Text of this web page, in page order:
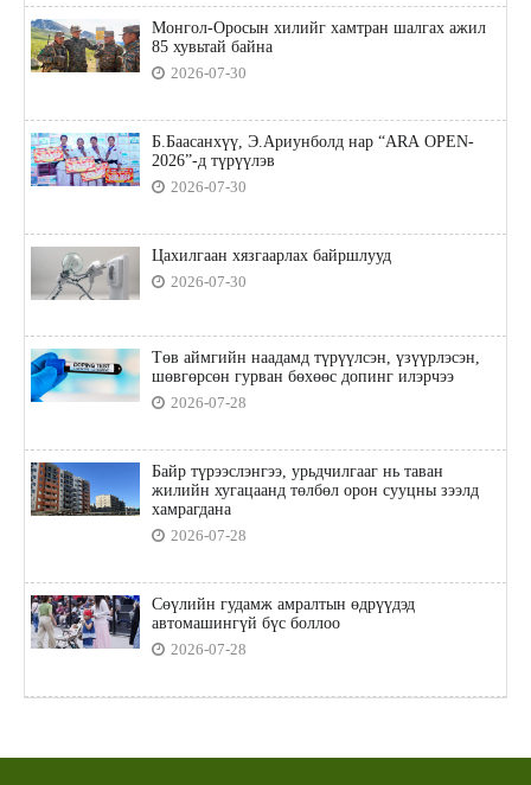
Монгол-Оросын хилийг хамтран шалгах ажил
85 хувьтай байна
2026-07-30
Б.Баасанхүү, Э.Ариунболд нар “ARA OPEN-
2026”-д түрүүлэв
2026-07-30
Цахилгаан хязгаарлах байршлууд
2026-07-30
Төв аймгийн наадамд түрүүлсэн, үзүүрлэсэн,
шөвгөрсөн гурван бөхөөс допинг илэрчээ
2026-07-28
Байр түрээслэнгээ, урьдчилгааг нь таван
жилийн хугацаанд төлбөл орон сууцны зээлд
хамрагдана
2026-07-28
Сөүлийн гудамж амралтын өдрүүдэд
автомашингүй бүс боллоо
2026-07-28